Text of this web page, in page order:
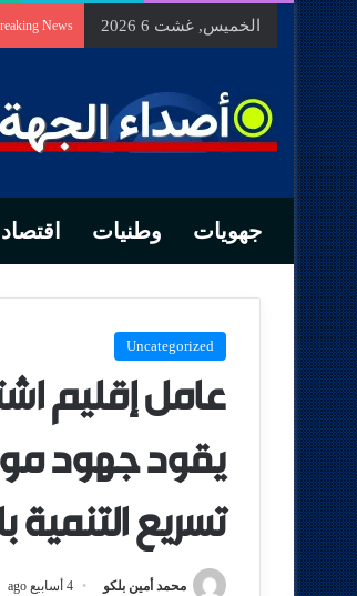
الخميس, غشت 6 2026 News
جهويات وطنيات اقتصاد
Uncategorized
عامل إقليم
يقود جهود
تسريع التنمية
محمد أمين بلكو 4 أسابيع ago